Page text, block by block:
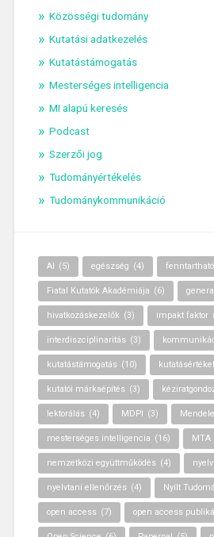
Közösségi tudomány
Kutatási adatkezelés
Kutatástámogatás
Mesterséges intelligencia
MI alapú keresés
Podcast
Szerzői jog
Tudományértékelés
Tudománykommunikáció
AI (5) egészség (4)
Fiatal Kutatók Akadémiája (6)
hivatkozáskezelők (3) impakt faktor
interdiszciplinaritás (3)
kutatástámogatás (10)
kutatói márkaépítés (3)
lektorálás (4) MDPI (3)
mesterséges intelligencia (16) MTA
nemzetközi együttműködés (4)
nyelvtani ellenőrzés (4) Nyílt
open access (7) open access